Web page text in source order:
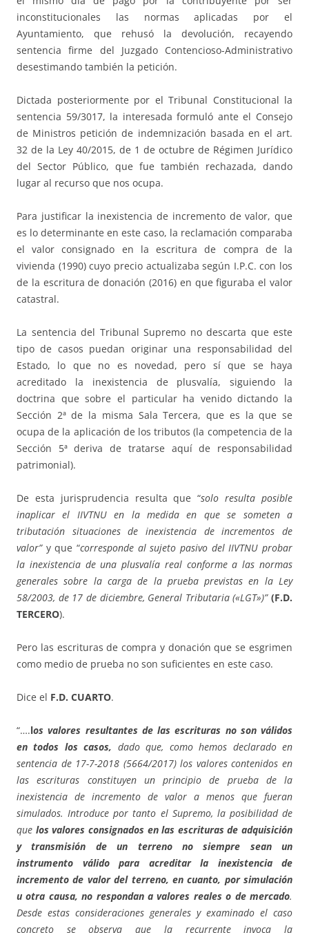
inconstitucionales las normas aplicadas por el
Ayuntamiento, que rehusó la devolución, recayendo
sentencia firme del Juzgado Contencioso-Administrativo
desestimando también la petición.
Dictada posteriormente por el Tribunal Constitucional la
sentencia 59/3017, la interesada formuló ante el Consejo
de Ministros petición de indemnización basada en el art.
32 de la Ley 40/2015, de 1 de octubre de Régimen Jurídico
del Sector Público, que fue también rechazada, dando
lugar al recurso que nos ocupa.
Para justificar la inexistencia de incremento de valor, que
es lo determinante en este caso, la reclamación comparaba
el valor consignado en la escritura de compra de la
vivienda (1990) cuyo precio actualizaba según I.P.C. con los
de la escritura de donación (2016) en que figuraba el valor
catastral.
La sentencia del Tribunal Supremo no descarta que este
tipo de casos puedan originar una responsabilidad del
Estado, lo que no es novedad, pero sí que se haya
acreditado la inexistencia de plusvalía, siguiendo la
doctrina que sobre el particular ha venido dictando la
Sección 2ª de la misma Sala Tercera, que es la que se
ocupa de la aplicación de los tributos (la competencia de la
Sección 5ª deriva de tratarse aquí de responsabilidad
patrimonial).
De esta jurisprudencia resulta que “solo resulta posible
inaplicar el IIVTNU en la medida en que se someten a
tributación situaciones de inexistencia de incrementos de
valor” y que “corresponde al sujeto pasivo del IIVTNU probar
la inexistencia de una plusvalía real conforme a las normas
generales sobre la carga de la prueba previstas en la Ley
58/2003, de 17 de diciembre, General Tributaria («LGT»)” (F.D.
TERCERO).
Pero las escrituras de compra y donación que se esgrimen
como medio de prueba no son suficientes en este caso.
Dice el F.D. CUARTO.
“….los valores resultantes de las escrituras no son válidos
en todos los casos, dado que, como hemos declarado en
sentencia de 17-7-2018 (5664/2017) los valores contenidos en
las escrituras constituyen un principio de prueba de la
inexistencia de incremento de valor a menos que fueran
simulados. Introduce por tanto el Supremo, la posibilidad de
que los valores consignados en las escrituras de adquisición
y transmisión de un terreno no siempre sean un
instrumento válido para acreditar la inexistencia de
incremento de valor del terreno, en cuanto, por simulación
u otra causa, no respondan a valores reales o de mercado.
Desde estas consideraciones generales y examinado el caso
concreto se observa que la recurrente invoca la